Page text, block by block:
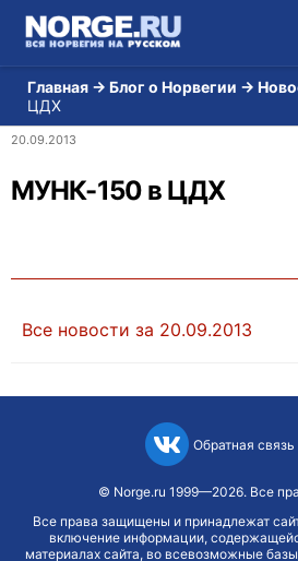
Главная → Блог о Норвегии →
ЦДХ
20.09.2013
МУНК-150 в ЦДХ
Все новости за 20.09.2013
Обратная связь
© Norge.ru 1999—2026. Все
Все права защищены и принадлежат
включение информации,
материалах сайта, во всевозможные